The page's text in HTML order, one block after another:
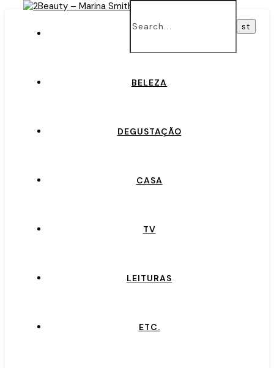
BELEZA
DEGUSTAÇÃO
CASA
TV
LEITURAS
ETC.